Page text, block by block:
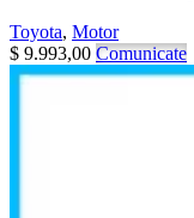
Toyota, Motor
$ 9.993,00 Comunicate